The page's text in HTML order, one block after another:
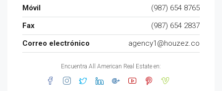
Móvil
(987) 654 8765
Fax
(987) 654 2837
Correo electrónico
agency1@houzez.co
Encuentra All American Real Estate en: